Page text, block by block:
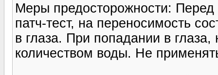
Меры предосторожности: Перед
патч-тест, на переносимость
в глаза. При попадании в
количеством воды. Не